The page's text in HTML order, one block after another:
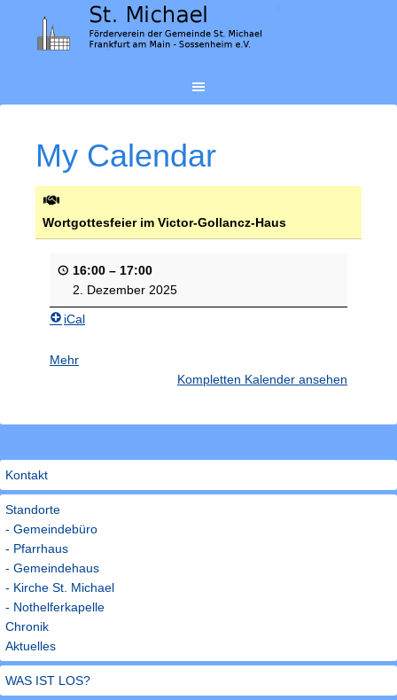
My Calendar
Wortgottesfeier im Victor-Gollancz-Haus
16:00 – 17:00
2. Dezember 2025
iCal
Mehr
Kompletten Kalender ansehen
Kontakt
Standorte
- Gemeindebüro
- Pfarrhaus
- Gemeindehaus
- Kirche St. Michael
- Nothelferkapelle
Chronik
Aktuelles
WAS IST LOS?